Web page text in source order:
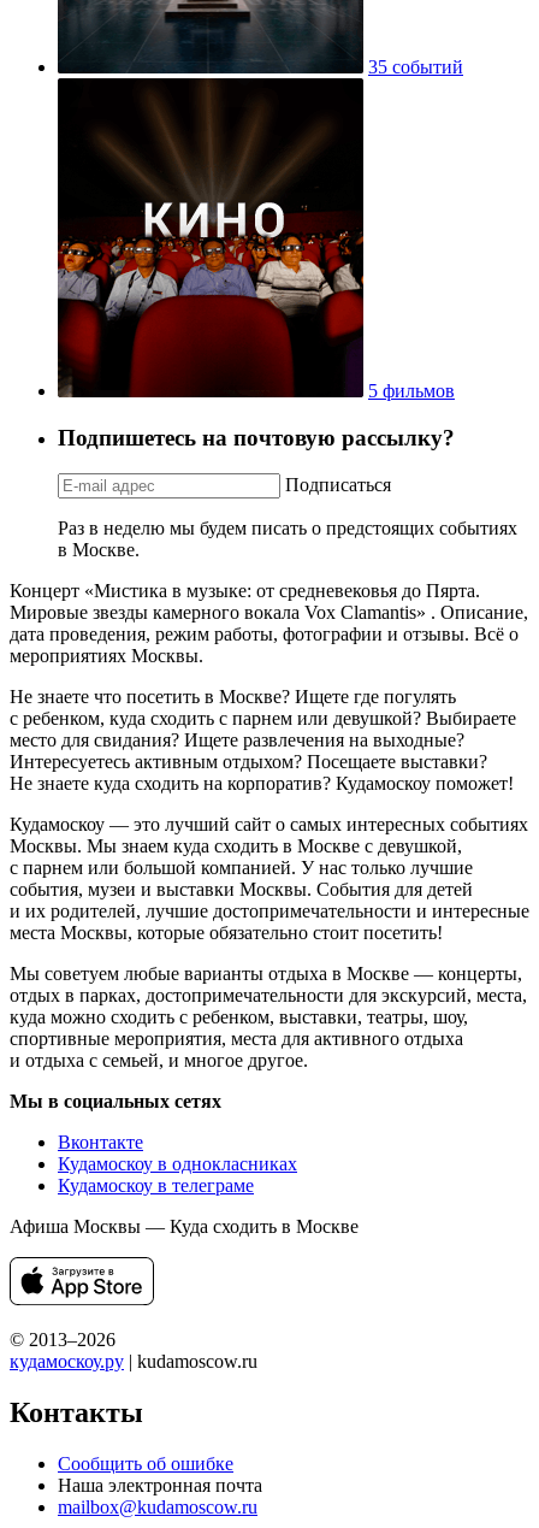
35 событий
5 фильмов
Подпишетесь на почтовую рассылку?
Подписаться
Раз в неделю мы будем писать о предстоящих событиях
в Москве.
Концерт «Мистика в музыке: от средневековья до Пярта.
Мировые звезды камерного вокала Vox Clamantis» . Описание,
дата проведения, режим работы, фотографии и отзывы. Всё о
мероприятиях Москвы.
Не знаете что посетить в Москве? Ищете где погулять
с ребенком, куда сходить с парнем или девушкой? Выбираете
место для свидания? Ищете развлечения на выходные?
Интересуетесь активным отдыхом? Посещаете выставки?
Не знаете куда сходить на корпоратив? Кудамоскоу поможет!
Кудамоскоу — это лучший сайт о самых интересных событиях
Москвы. Мы знаем куда сходить в Москве с девушкой,
с парнем или большой компанией. У нас только лучшие
события, музеи и выставки Москвы. События для детей
и их родителей, лучшие достопримечательности и интересные
места Москвы, которые обязательно стоит посетить!
Мы советуем любые варианты отдыха в Москве — концерты,
отдых в парках, достопримечательности для экскурсий, места,
куда можно сходить с ребенком, выставки, театры, шоу,
спортивные мероприятия, места для активного отдыха
и отдыха с семьей, и многое другое.
Мы в социальных сетях
Вконтакте
Кудамоскоу в однокласниках
Кудамоскоу в телеграме
Афиша Москвы — Куда сходить в Москве
© 2013–2026
кудамоскоу.ру | kudamoscow.ru
Контакты
Сообщить об ошибке
Наша электронная почта
mailbox@kudamoscow.ru